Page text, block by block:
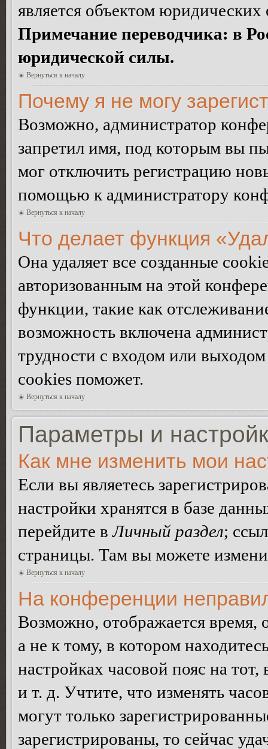
является объектом
Примечание переводчика: в
юридической силы.
Вернуться к началу
Почему я не могу
Возможно, администратор
запретил имя, под которым вы
мог отключить регистрацию
помощью к администратору
Вернуться к началу
Что делает функция
Она удаляет все созданные
авторизованным на этой
функции, такие как
возможность включена
трудности с входом или
cookies поможет.
Вернуться к началу
Параметры и
Как мне изменить мои
Если вы являетесь
настройки хранятся в базе
перейдите вЛичный раздел;
страницы. Там вы можете
Вернуться к началу
На конференции
Возможно, отображается время,
а не к тому, в котором
настройках часовой пояс на
и т. д. Учтите, что изменять
могут только
зарегистрированы, то сейчас